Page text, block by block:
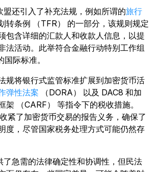
盟还引入了补充法规，例如所谓的旅行
转条例 （TFR） 的一部分，该规则规定
包含详细的汇款人和收款人信息，以提
法活动。此举符合金融行动特别工作组
国际标准。
规将银行式监管标准扩展到加密货币活
弹性法案
（DORA） 以及 DAC8 和加
架 （CARF） 等指令下的税收措施。
紧了加密货币交易的报告义务，确保了
度，尽管国家税务处理方式可能仍然存
了急需的法律确定性和协调性，但民法